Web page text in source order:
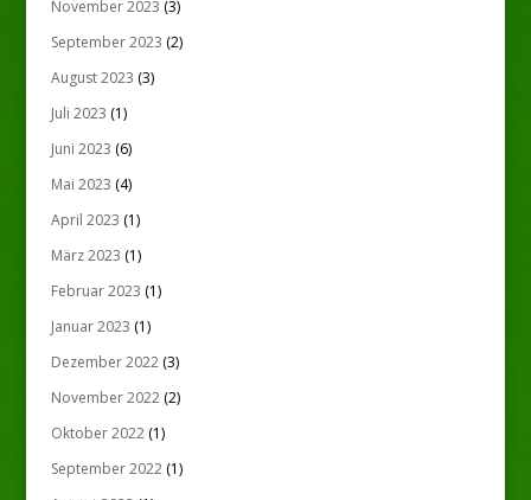
November 2023 (3)
September 2023 (2)
August 2023 (3)
Juli 2023 (1)
Juni 2023 (6)
Mai 2023 (4)
April 2023 (1)
März 2023 (1)
Februar 2023 (1)
Januar 2023 (1)
Dezember 2022(3)
November 2022(2)
Oktober 2022(1)
September 2022(1)